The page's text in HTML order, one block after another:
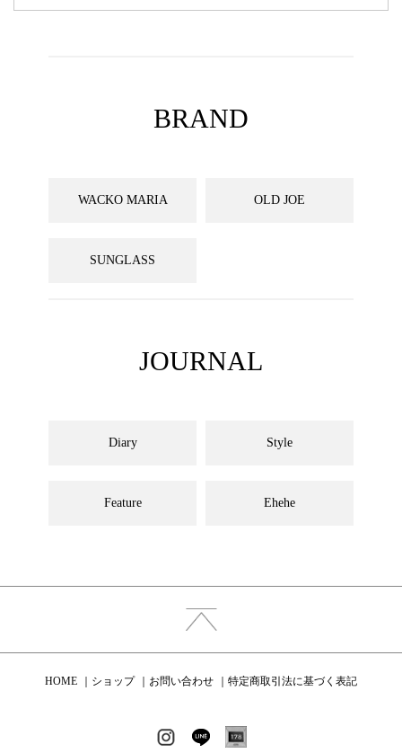
BRAND
WACKO MARIA OLD JOE
SUNGLASS
JOURNAL
Diary Style
Feature Ehehe
HOME ショップ お問い合わせ 特定商取引法に基づく表記